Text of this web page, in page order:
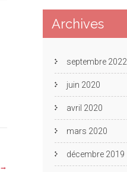
→
Archives
septembre 2022
juin 2020
avril 2020
mars 2020
décembre 2019